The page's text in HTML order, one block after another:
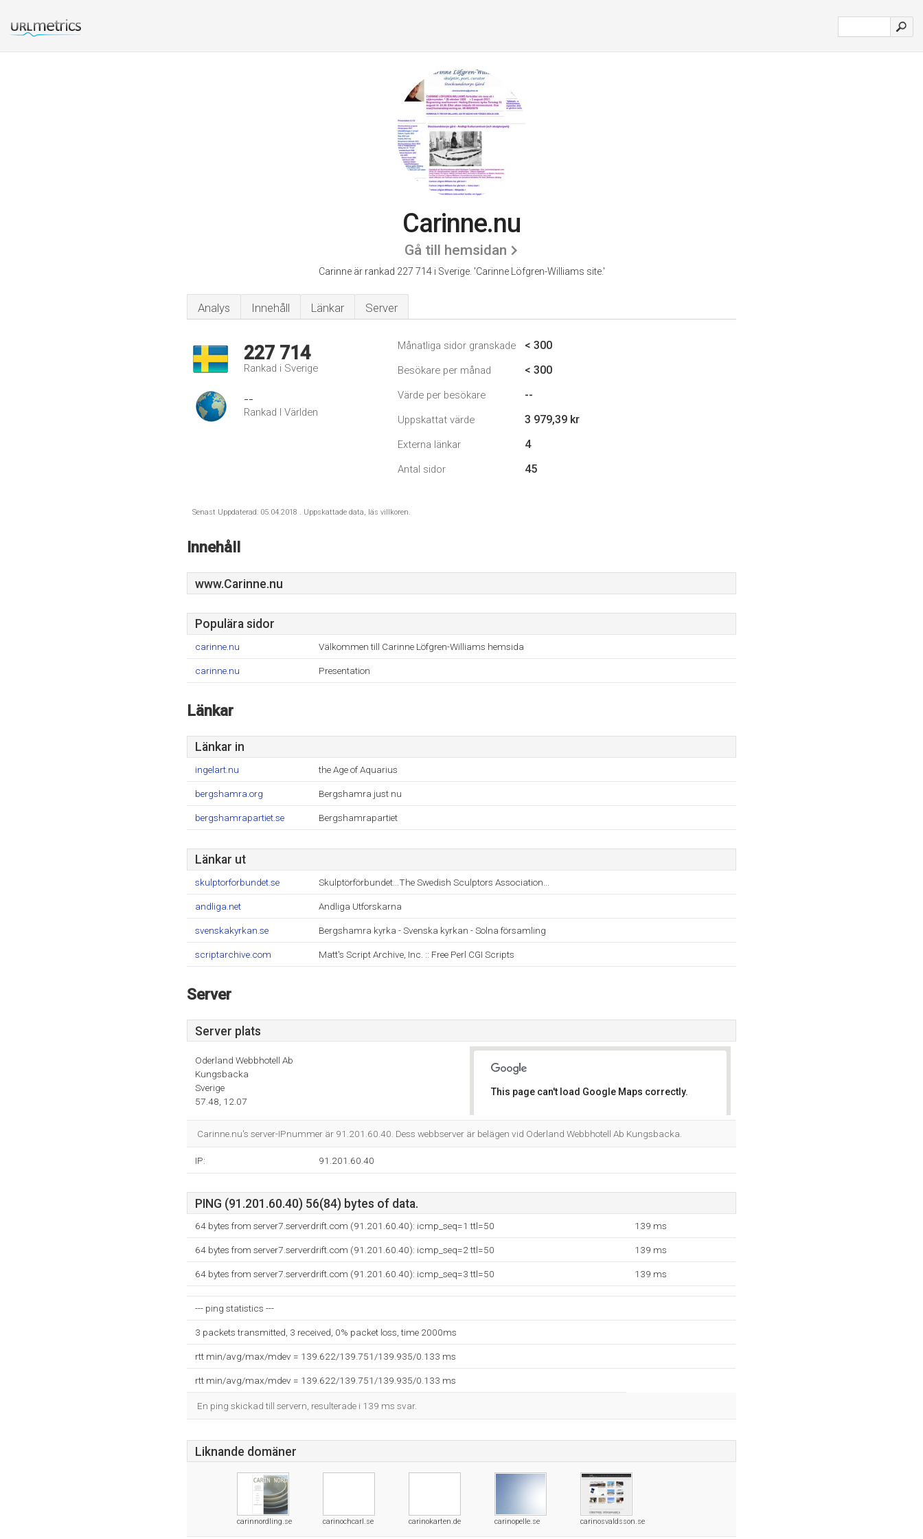
Carinne.nu
Gå till hemsidan
Carinne är rankad 227 714 i Sverige. 'Carinne Löfgren-Williams site.'
Analys Innehåll Länkar Server
227 714
Rankad i Sverige
--
Rankad I Världen
Månatliga sidor granskade < 300
Besökare per månad < 300
Värde per besökare --
Uppskattat värde 3 979,39 kr
Externa länkar 4
Antal sidor 45
Senast Uppdaterad: 05.04.2018 . Uppskattade data, läs villkoren.
Innehåll
www.Carinne.nu
Populära sidor
carinne.nu Välkommen till Carinne Löfgren-Williams hemsida
carinne.nu Presentation
Länkar
Länkar in
ingelart.nu the Age of Aquarius
bergshamra.org Bergshamra just nu
bergshamrapartiet.se Bergshamrapartiet
Länkar ut
skulptorforbundet.se Skulptörförbundet...The Swedish Sculptors Association...
andliga.net Andliga Utforskarna
svenskakyrkan.se Bergshamra kyrka - Svenska kyrkan - Solna församling
scriptarchive.com Matt's Script Archive, Inc. :: Free Perl CGI Scripts
Server
Server plats
Oderland Webbhotell Ab
Kungsbacka
Sverige
57.48, 12.07
This page can't load Google Maps correctly.
Carinne.nu's server-IPnummer är 91.201.60.40. Dess webbserver är belägen vid Oderland Webbhotell Ab Kungsbacka.
IP: 91.201.60.40
PING (91.201.60.40) 56(84) bytes of data.
64 bytes from server7.serverdrift.com (91.201.60.40): icmp_seq=1 ttl=50 139 ms
64 bytes from server7.serverdrift.com (91.201.60.40): icmp_seq=2 ttl=50 139 ms
64 bytes from server7.serverdrift.com (91.201.60.40): icmp_seq=3 ttl=50 139 ms
--- ping statistics ---
3 packets transmitted, 3 received, 0% packet loss, time 2000ms
rtt min/avg/max/mdev = 139.622/139.751/139.935/0.133 ms
rtt min/avg/max/mdev = 139.622/139.751/139.935/0.133 ms
En ping skickad till servern, resulterade i 139 ms svar.
Liknande domäner
carinnordling.se carinochcarl.se carinokarten.de carinopelle.se carinosvaldsson.se